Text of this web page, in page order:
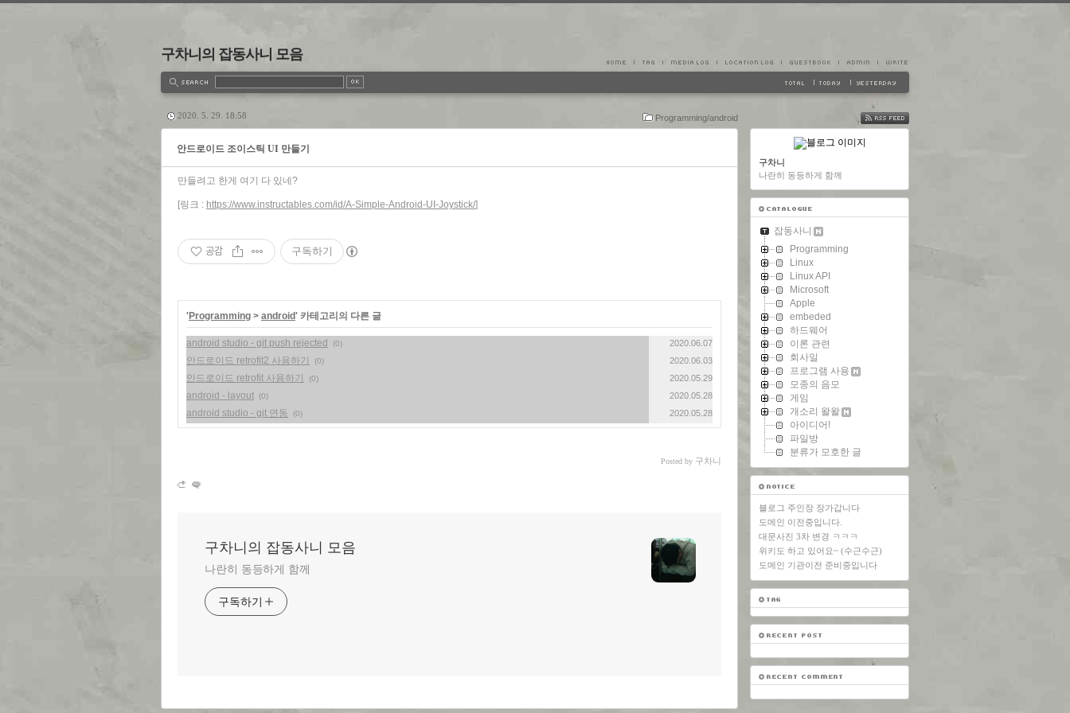
구차니의 잡동사니 모음
Programming/android
2020. 5. 29. 18:58
안드로이드 조이스틱 UI 만들기
만들려고 한게 여기 다 있네?
[링크 : https://www.instructables.com/id/A-Simple-Android-UI-Joystick/]
공감 구독하기
'Programming > android' 카테고리의 다른 글
android studio - git push rejected (0) 2020.06.07
안드로이드 retrofit2 사용하기 (0) 2020.06.03
안드로이드 retrofit 사용하기 (0) 2020.05.29
android - layout (0) 2020.05.28
android studio - git 연동 (0) 2020.05.28
Posted by 구차니
구차니의 잡동사니 모음
나란히 동등하게 함께
구독하기
FEED
구차니
나란히 동등하게 함께
잡동사니
Programming
Linux
Linux API
Microsoft
Apple
embeded
하드웨어
이론 관련
회사일
프로그램 사용
모종의 음모
게임
개소리 왈왈
아이디어!
파일방
분류가 모호한 글
블로그 주인장 장가갑니다
도메인 이전중입니다.
대문사진 3차 변경 ㅋㅋㅋ
위키도 하고 있어요~ (수근수근)
도메인 기관이전 준비중입니다